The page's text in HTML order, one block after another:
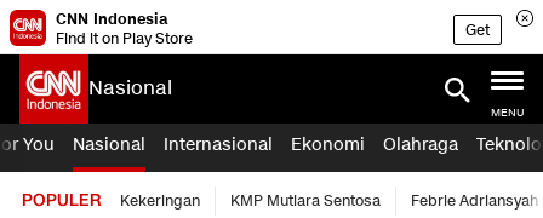
CNN Indonesia
Find it on Play Store
Get
Nasional
MENU
You Nasional Internasional Ekonomi Olahraga
POPULER Kekeringan KMP Mutiara Sentosa Febrie Adriansyah